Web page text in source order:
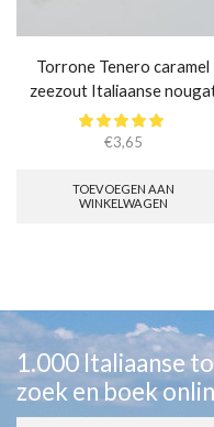
Torrone Tenero caramel
zeezout Italiaanse
€3,65
TOEVOEGEN AAN
WINKELWAGEN
1.000 Italiaanse
zoek en boek